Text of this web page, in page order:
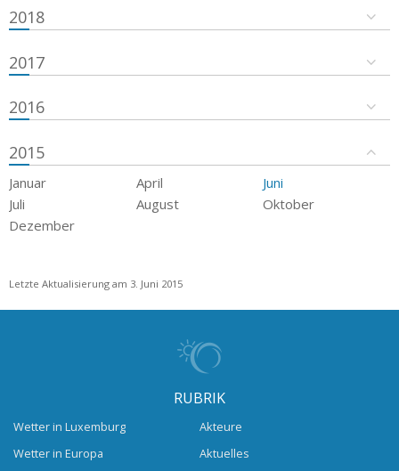
2018
2017
2016
2015
Januar April
Juni
Juli
August
Oktober
Dezember
Letzte Aktualisierung am 3. Juni 2015
RUBRIK
Wetter in Luxemburg
Wetter in Europa
Akteure
Aktuelles